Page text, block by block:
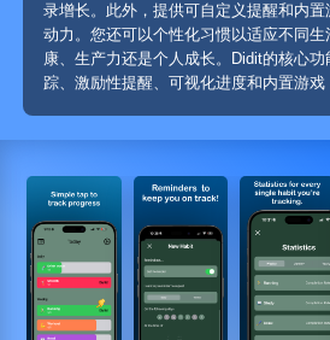
录增长。此外，提供可自定义提醒和内
动力。您还可以个性化习惯以适应不同
康、生产力还是个人成长。Didit的核心
踪、激励性提醒、可视化进度和内置游戏